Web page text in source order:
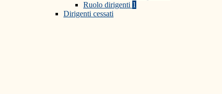
Ruolo dirigenti 1
Dirigenti cessati